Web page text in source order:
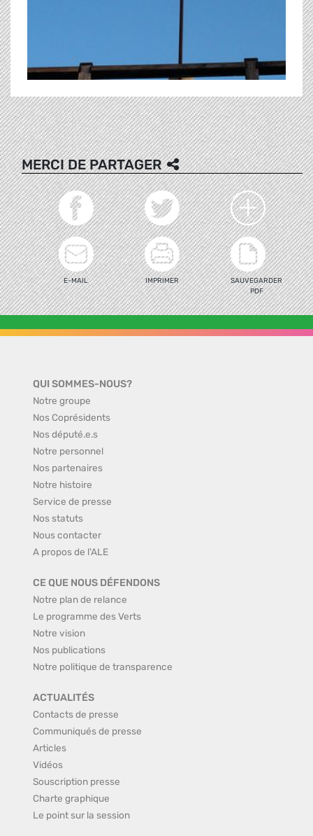
MERCI DE PARTAGER
E-MAIL IMPRIMER
SAUVEGARDER
PDF
QUI SOMMES-NOUS?
Notre groupe
Nos Coprésidents
Nos député.e.s
Notre personnel
Nos partenaires
Notre histoire
Service de presse
Nos statuts
Nous contacter
A propos de l'ALE
CE QUE NOUS DÉFENDONS
Notre plan de relance
Le programme des Verts
Notre vision
Nos publications
Notre politique de transparence
ACTUALITÉS
Contacts de presse
Communiqués de presse
Articles
Vidéos
Souscription presse
Charte graphique
Le point sur la session